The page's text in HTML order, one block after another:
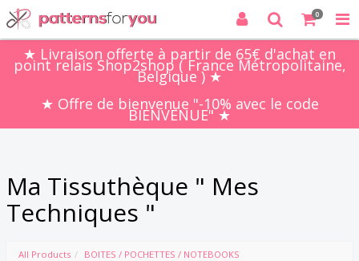
★ Livraison offerte à partir de 65€ d'achat en
point relais Shop2shop ( France Métropolitaine,
Belgique ) ★
★ Offre de bienvenue "-10% avec le code
BIENVENUE" ★
0
Ma Tissuthèque " Mes
Techniques "
All Products
BOITES / POCHETTES / NOTEBOOKS